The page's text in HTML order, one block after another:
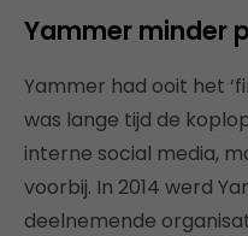
Yammer minder
Yammer had ooit het
was lange tijd de
interne social media,
voorbij. In 2014 werd
deelnemende